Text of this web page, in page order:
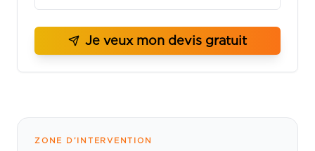
Je veux mon devis gratuit
ZONE D’INTERVENTION